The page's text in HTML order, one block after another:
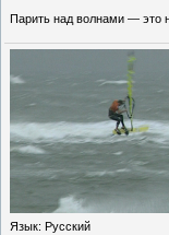
Парить над волнами — это
Язык: Русский